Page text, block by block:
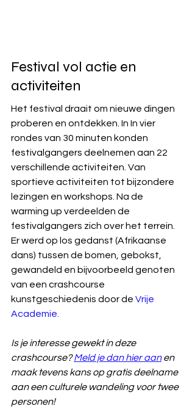
Festival vol actie en
activiteiten
Het festival draait om nieuwe dingen
proberen en ontdekken. In In vier
rondes van 30 minuten konden
festivalgangers deelnemen aan 22
verschillende activiteiten. Van
sportieve activiteiten tot bijzondere
lezingen en workshops. Na de
warming up verdeelden de
festivalgangers zich over het terrein.
Er werd op los gedanst (Afrikaanse
dans) tussen de bomen, gebokst,
gewandeld en bijvoorbeeld genoten
van een crashcourse
kunstgeschiedenis door de Vrije
Academie.
Is je interesse gewekt in deze
crashcourse? Meld je dan hier aan en
maak tevens kans op gratis deelname
aan een culturele wandeling voor twee
personen!